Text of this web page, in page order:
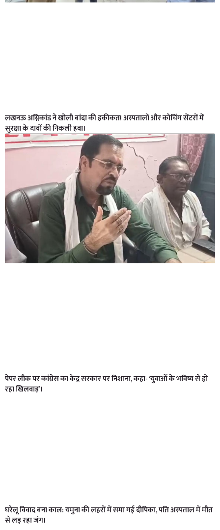
लखनऊ अग्निकांड ने खोली बांदा की हकीकत! अस्पतालों और कोचिंग सेंटरों में
सुरक्षा के दावों की निकली हवा।
पेपर लीक पर कांग्रेस का केंद्र सरकार पर निशाना, कहा- ‘युवाओं के भविष्य से हो
रहा खिलवाड़’।
घरेलू विवाद बना काल: यमुना की लहरों में समा गई दीपिका, पति अस्पताल में मौत
से लड़ रहा जंग।